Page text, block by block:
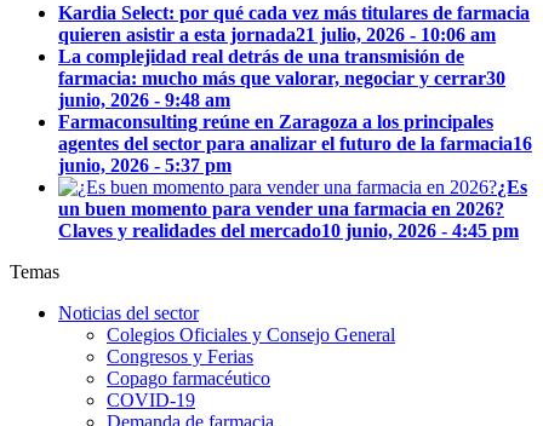
Kardia Select: por qué cada vez más titulares de farmacia
quieren asistir a esta jornada21 julio, 2026 - 10:06 am
La complejidad real detrás de una transmisión de
farmacia: mucho más que valorar, negociar y cerrar30
junio, 2026 - 9:48 am
Farmaconsulting reúne en Zaragoza a los principales
agentes del sector para analizar el futuro de la farmacia16
junio, 2026 - 5:37 pm
¿Es
un buen momento para vender una farmacia en 2026?
Claves y realidades del mercado10 junio, 2026 - 4:45 pm
Temas
Noticias del sector
Colegios Oficiales y Consejo General
Congresos y Ferias
Copago farmacéutico
COVID-19
Demanda de farmacia